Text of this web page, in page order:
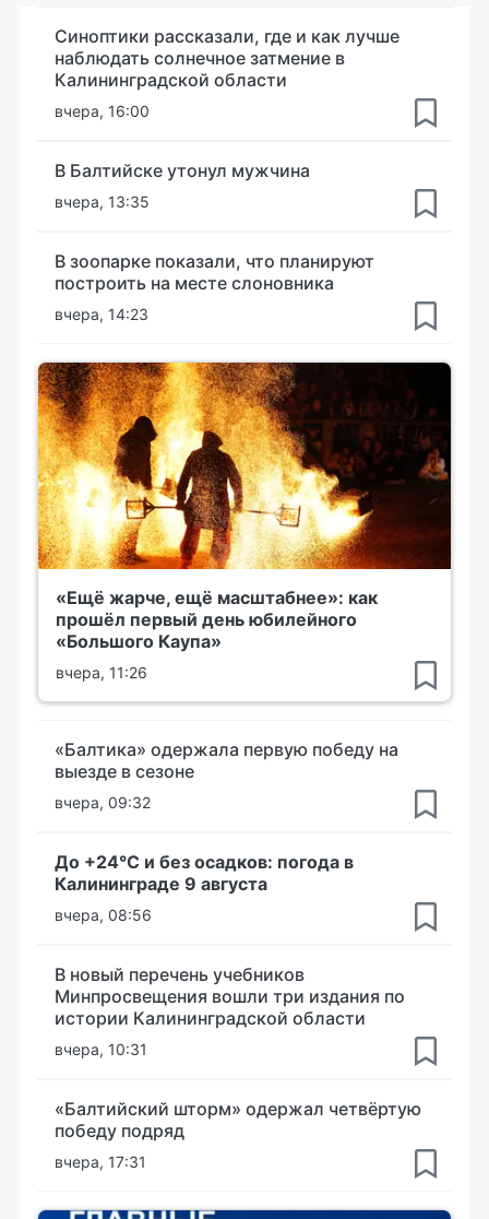
Синоптики рассказали, где и как лучше
наблюдать солнечное затмение в
Калининградской области
вчера, 16:00
В Балтийске утонул мужчина
вчера, 13:35
В зоопарке показали, что планируют
построить на месте слоновника
вчера, 14:23
«Ещё жарче, ещё масштабнее»: как
прошёл первый день юбилейного
«Большого Каупа»
вчера, 11:26
«Балтика» одержала первую победу на
выезде в сезоне
вчера, 09:32
До +24°С и без осадков: погода в
Калининграде 9 августа
вчера, 08:56
В новый перечень учебников
Минпросвещения вошли три издания по
истории Калининградской области
вчера, 10:31
«Балтийский шторм» одержал четвёртую
победу подряд
вчера, 17:31